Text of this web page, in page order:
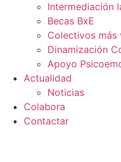
Intermediación
Becas BxE
Colectivos más
Dinamización
Apoyo
Actualidad
Noticias
Colabora
Contactar